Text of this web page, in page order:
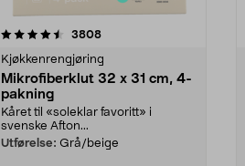
3808anmeldelser
Kjøkkenrengjøring
Mikrofiberklut 32 x 31 cm, 4-
pakning
Kåret til «soleklar favoritt» i
svenske Afton...
Utførelse: Grå/beige
4.5av 5 stjerner